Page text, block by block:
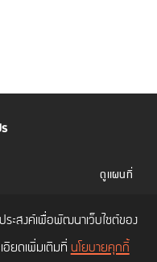
ถนน
ดูแผนที่
ระสงค์เพื่อพัฒนาเว็บไซต์ของ
อียดเพิ่มเติมที่ นโยบายคุกกี้